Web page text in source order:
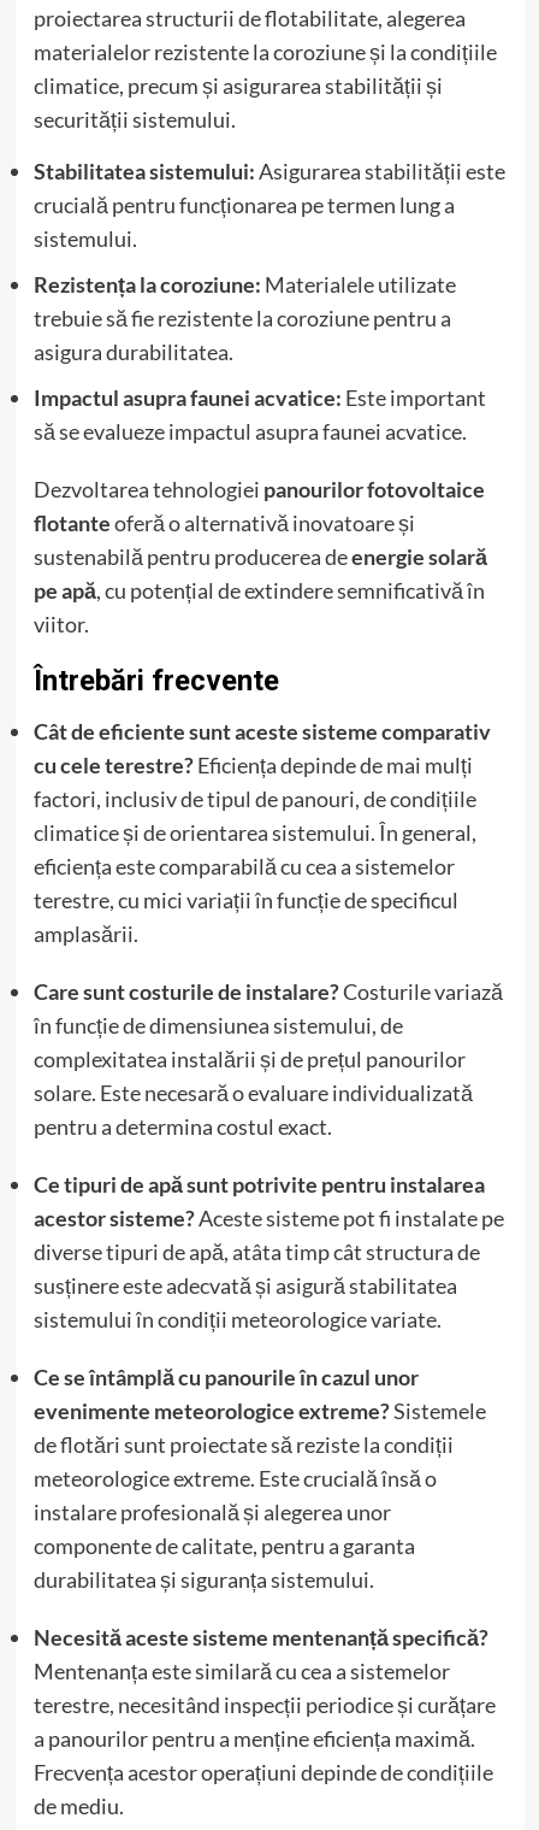
proiectarea structurii de flotabilitate, alegerea
materialelor rezistente la coroziune și la condițiile
climatice, precum și asigurarea stabilității și
securității sistemului.
Stabilitatea sistemului:Asigurarea stabilității este
crucială pentru funcționarea pe termen lung a
sistemului.
Rezistența la coroziune: Materialele utilizate
trebuie să fie rezistente la coroziune pentru a
asigura durabilitatea.
Impactul asupra faunei acvatice: Este important
să se evalueze impactul asupra faunei acvatice.
Dezvoltarea tehnologiei panourilor fotovoltaice
flotanteoferă o alternativă inovatoare și
sustenabilă pentru producerea deenergie solară
pe apă, cu potențial de extindere semnificativă în
viitor.
Întrebări frecvente
Cât de eficiente sunt aceste sisteme comparativ
cu cele terestre?Eficiența depinde de mai mulți
factori, inclusiv de tipul de panouri, de condițiile
climatice și de orientarea sistemului. În general,
eficiența este comparabilă cu cea a sistemelor
terestre, cu mici variații în funcție de specificul
amplasării.
Care sunt costurile de instalare?Costurile variază
în funcție de dimensiunea sistemului, de
complexitatea instalării și de prețul panourilor
solare. Este necesară o evaluare individualizată
pentru a determina costul exact.
Ce tipuri de apă sunt potrivite pentru instalarea
acestor sisteme?Aceste sisteme pot fi instalate pe
diverse tipuri de apă, atâta timp cât structura de
susținere este adecvată și asigură stabilitatea
sistemului în condiții meteorologice variate.
Ce se întâmplă cu panourile în cazul unor
evenimente meteorologice extreme?Sistemele
de flotări sunt proiectate să reziste la condiții
meteorologice extreme. Este crucială însă o
instalare profesională și alegerea unor
componente de calitate, pentru a garanta
durabilitatea și siguranța sistemului.
Necesită aceste sisteme mentenanță specifică?
Mentenanța este similară cu cea a sistemelor
terestre, necesitând inspecții periodice și curățare
a panourilor pentru a menține eficiența maximă.
Frecvența acestor operațiuni depinde de condițiile
de mediu.